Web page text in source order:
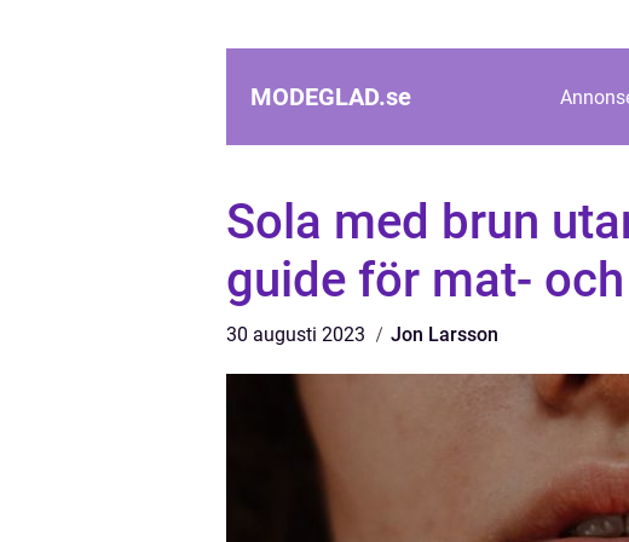
MODEGLAD.se
Sola med brun
guide för mat-
30 augusti 2023 Jon Larsson